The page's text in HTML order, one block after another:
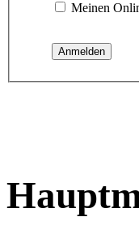
Meinen